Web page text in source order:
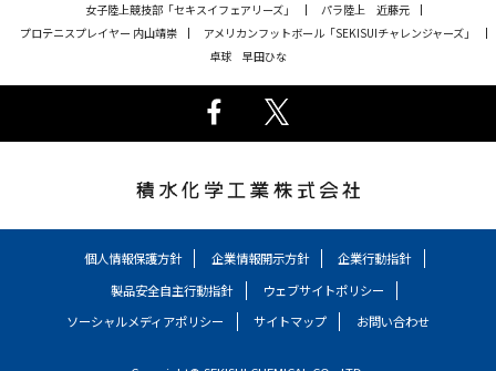
女子陸上競技部「セキスイフェアリーズ」
パラ陸上 近藤元
プロテニスプレイヤー 内山靖崇
アメリカンフットボール「SEKISUIチャレンジャーズ」
卓球 早田ひな
個人情報保護方針 企業情報開示方針
企業行動指針
製品安全自主行動指針
ウェブサイトポリシー
ソーシャルメディアポリシー
サイトマップ お問い合わせ